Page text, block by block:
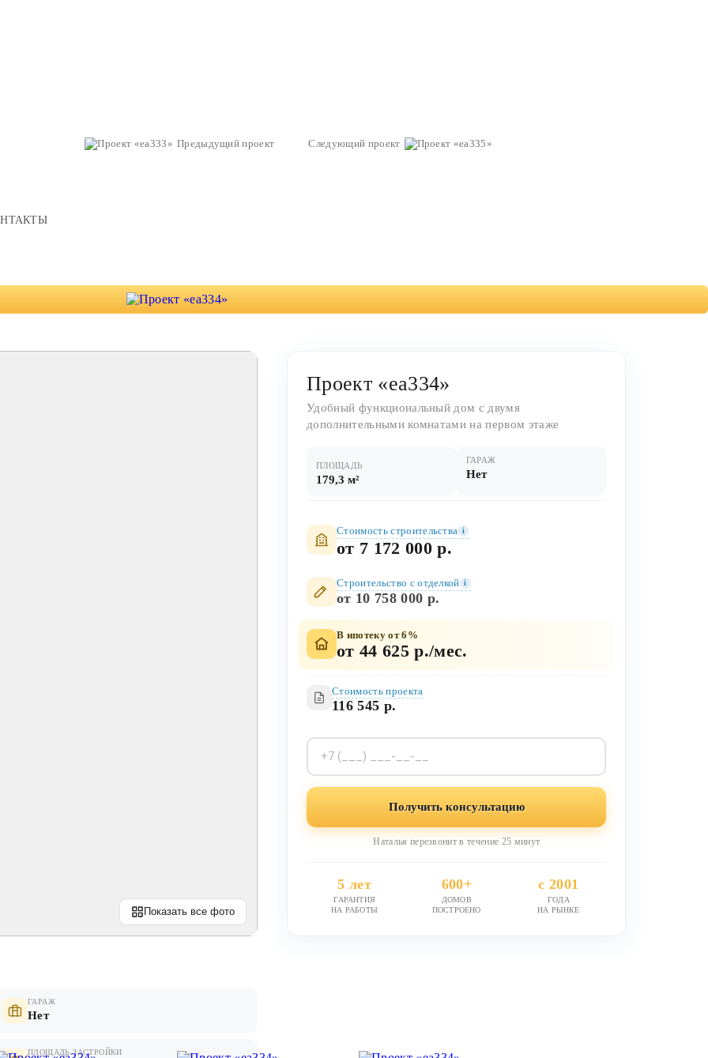
Предыдущий проект Следующий проект
Показать все фото
ГАРАЖ
Нет
ПЛОЩАДЬ ЗАСТРОЙКИ
Проект «ea334»
Удобный функциональный дом с двумя
дополнительными комнатами на первом этаже
ПЛОЩАДЬ
179,3 м²
ГАРАЖ
Нет
Стоимость строительства i
от 7 172 000 р.
Строительство c отделкой i
от 10 758 000 р.
В ипотеку от 6%
от 44 625 р./мес.
Стоимость проекта
116 545 р.
Получить консультацию
Наталья перезвонит в течение 25 минут
5 лет
ГАРАНТИЯ
НА РАБОТЫ
600+
ДОМОВ
ПОСТРОЕНО
с 2001
ГОДА
НА РЫНКЕ